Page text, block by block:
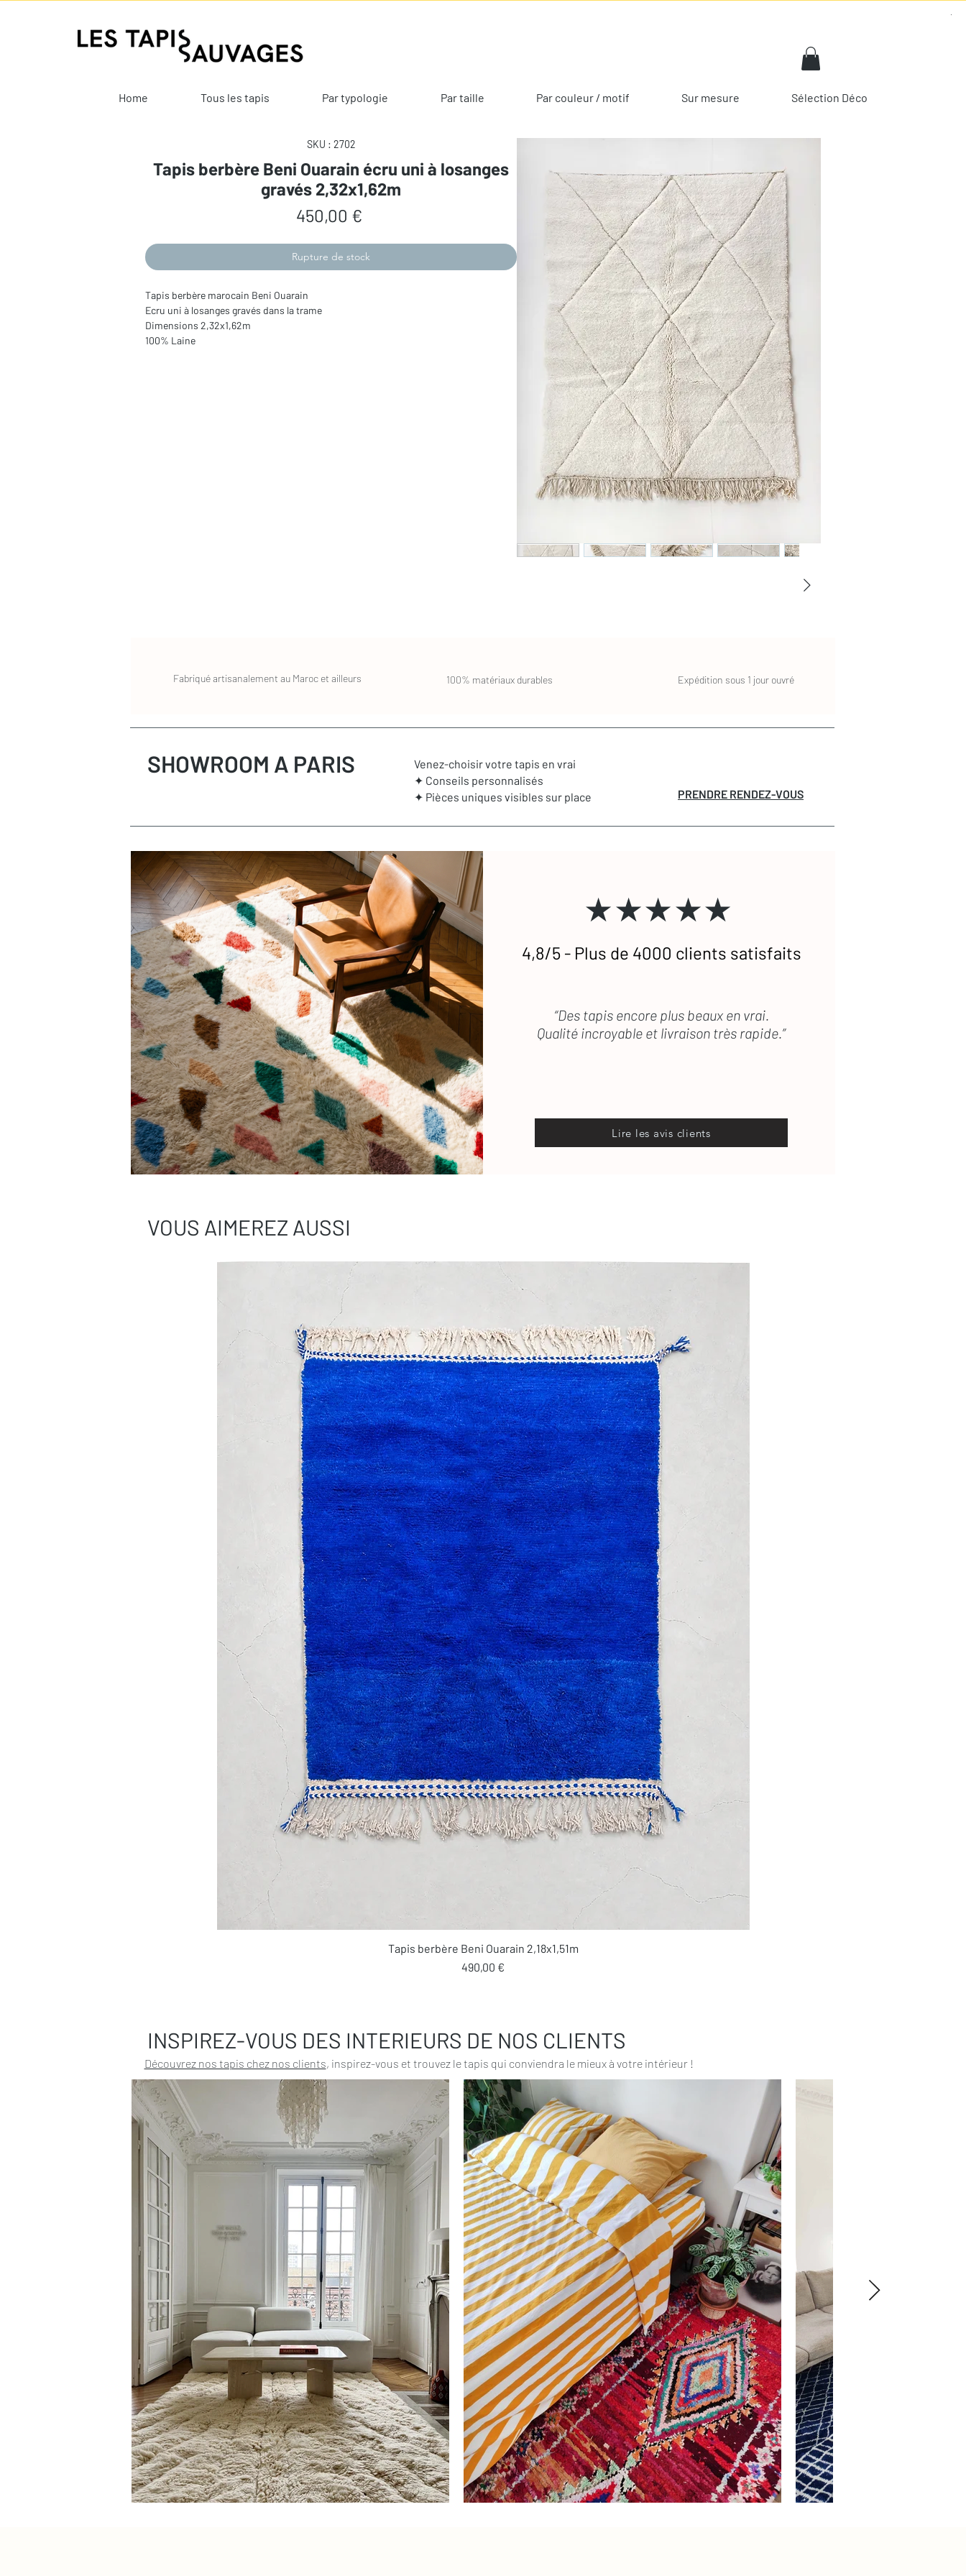
Home Tous les tapis Par typologie Par taille Par couleur / motif Sur mesure Sélection Déco
SKU : 2702
Tapis berbère Beni Ouarain écru uni à losanges
gravés 2,32x1,62m
450,00 €
Rupture de stock
Tapis berbère marocain Beni Ouarain
Ecru uni à losanges gravés dans la trame
Dimensions 2,32x1,62m
100% Laine
Fabriqué artisanalement au Maroc et ailleurs 100% matériaux durables Expédition sous 1 jour ouvré
SHOWROOM A PARIS
Venez-choisir votre tapis en vrai
✦ Conseils personnalisés
✦ Pièces uniques visibles sur place
PRENDRE RENDEZ-VOUS
★★★★★
4,8/5 - Plus de 4000 clients satisfaits
“Des tapis encore plus beaux en vrai.
Qualité incroyable et livraison très rapide.”
Lire les avis clients
VOUS AIMEREZ AUSSI
Aperçu rapide
Tapis berbère Beni Ouarain 2,18x1,51m
Prix
490,00 €
INSPIREZ-VOUS DES INTERIEURS DE NOS CLIENTS
Découvrez nos tapis chez nos clients, inspirez-vous et trouvez le tapis qui conviendra le mieux à votre intérieur !